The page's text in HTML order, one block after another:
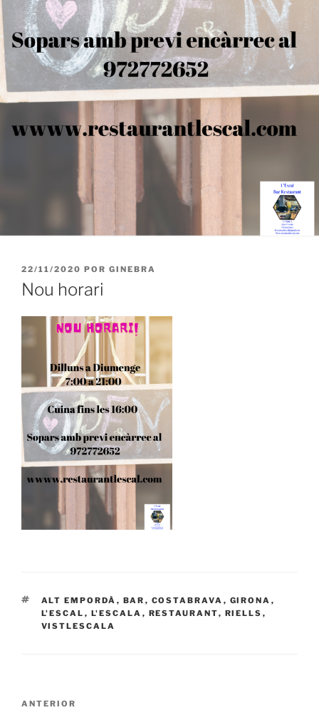
PUBLICADO
EL
22/11/2020 POR GINEBRA
Nou horari
ETIQUETAS
ALT EMPORDÀ , BAR , COSTABRAVA , GIRONA ,
L'ESCAL , L'ESCALA , RESTAURANT, RIELLS ,
VISTLESCALA
Navegación
Entrada
ANTERIOR